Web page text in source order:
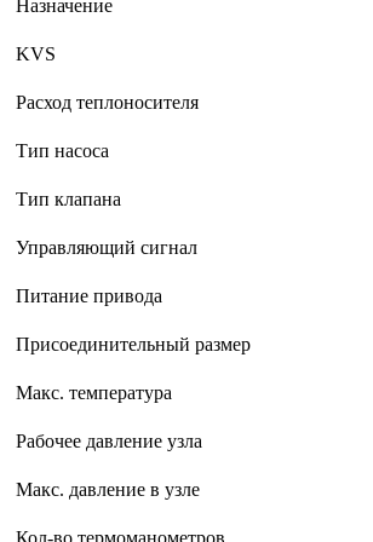
Назначение
KVS
Расход теплоносителя
Тип насоса
Тип клапана
Управляющий сигнал
Питание привода
Присоединительный размер
Макс. температура
Рабочее давление узла
Макс. давление в узле